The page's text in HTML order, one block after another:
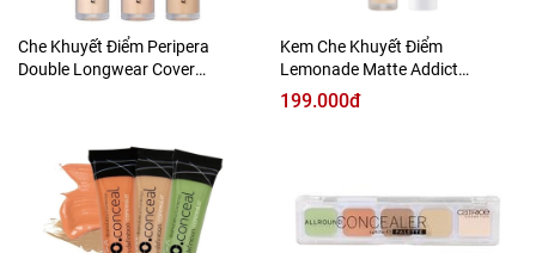
Che Khuyết Điểm Peripera
Double Longwear Cover
Kem Che Khuyết Điểm
Lemonade Matte Addict
Concealer
199.000đ